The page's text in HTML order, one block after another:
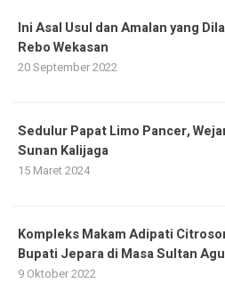
Ini Asal Usul dan Amalan yang
Rebo Wekasan
20 September 2022
Sedulur Papat Limo Pancer,
Sunan Kalijaga
15 Maret 2024
Kompleks Makam Adipati
Bupati Jepara di Masa Sultan
9 Oktober 2022